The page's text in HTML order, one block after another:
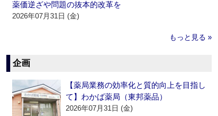
薬価逆ざや問題の抜本的改革を
2026年07月31日 (金)
もっと見る »
企画
【薬局業務の効率化と質的向上を目指し
て】わかば薬局（東邦薬品）
2026年07月31日 (金)